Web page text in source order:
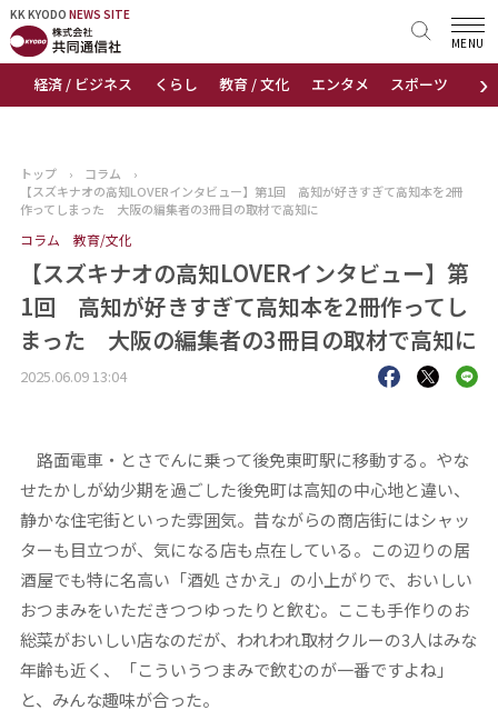
KK KYODO NEWS SITE
›
経済 / ビジネス くらし 教育 / 文化 エンタメ スポーツ 地域
MENU
KK KYODONEWS SITE
トップページ
ニュース
おすすめコンテンツ
出版物
会社概要
トップ › コラム
›
【スズキナオの高知LOVERインタビュー】第1回 高知が好きすぎて高知本を2冊
作ってしまった 大阪の編集者の3冊目の取材で高知に
コラム 教育/文化
【スズキナオの高知LOVERインタビュー】第
1回 高知が好きすぎて高知本を2冊作ってし
まった 大阪の編集者の3冊目の取材で高知に
2025.06.09 13:04
路面電車・とさでんに乗って後免東町駅に移動する。やな
せたかしが幼少期を過ごした後免町は高知の中心地と違い、
静かな住宅街といった雰囲気。昔ながらの商店街にはシャッ
ターも目立つが、気になる店も点在している。この辺りの居
酒屋でも特に名高い「酒処 さかえ」の小上がりで、おいしい
おつまみをいただきつつゆったりと飲む。ここも手作りのお
総菜がおいしい店なのだが、われわれ取材クルーの3人はみな
年齢も近く、「こういうつまみで飲むのが一番ですよね」
と、みんな趣味が合った。